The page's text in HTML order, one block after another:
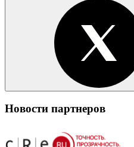
Новости партнеров